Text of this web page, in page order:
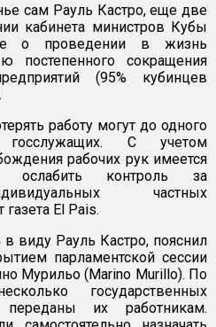
сам Рауль Кастро, еще две
кабинета министров Кубы
о проведении в жизнь
постепенного сокращения
(95% кубинцев
работу могут до одного
госслужащих. С учетом
рабочих рук имеется
ослабить контроль за
частных
El Pais.
виду Рауль Кастро, пояснил
парламентской сессии
Мурильо (Marino Murillo). По
государственных
их работникам.